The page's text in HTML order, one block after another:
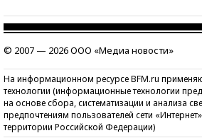
© 2007 — 2026 ООО «Медиа новости»
На информационном ресурсе BFM.ru
технологии (информационные технологии
на основе сбора, систематизации и анализа
предпочтениям пользователей сети
территории Российской Федерации)